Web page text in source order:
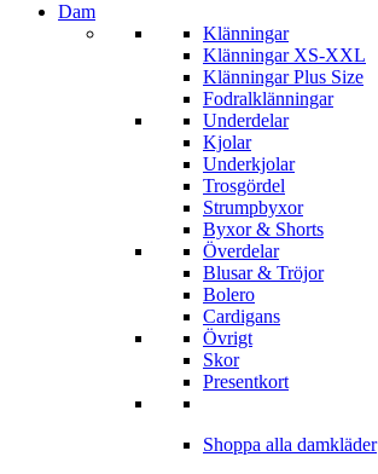
Dam
Klänningar
Klänningar XS-XXL
Klänningar Plus Size
Fodralklänningar
Underdelar
Kjolar
Underkjolar
Trosgördel
Strumpbyxor
Byxor & Shorts
Överdelar
Blusar & Tröjor
Bolero
Cardigans
Övrigt
Skor
Presentkort
Shoppa alla damkläder